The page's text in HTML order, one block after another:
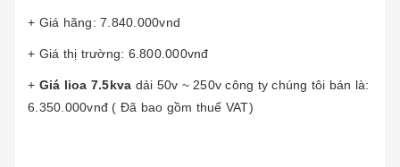
+ Giá hãng: 7.840.000vnd
+ Giá thị trường: 6.800.000vnđ
+ Giá lioa 7.5kva dải 50v ~ 250v công ty chúng tôi bán là:
6.350.000vnđ ( Đã bao gồm thuế VAT)